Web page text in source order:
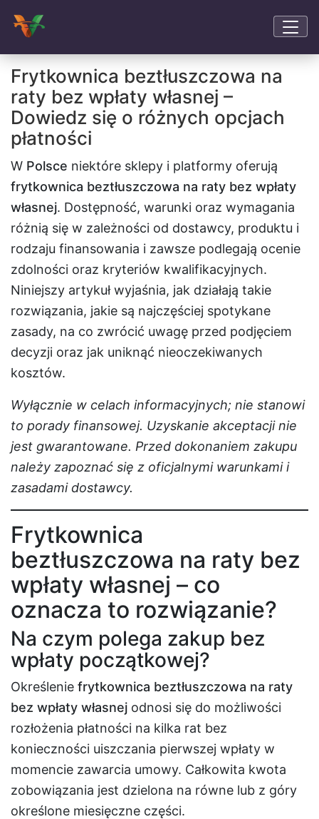
Frytkownica beztłuszczowa na
raty bez wpłaty własnej –
Dowiedz się o różnych opcjach
płatności
W Polsce niektóre sklepy i platformy oferują
frytkownica beztłuszczowa na raty bez wpłaty
własnej. Dostępność, warunki oraz wymagania
różnią się w zależności od dostawcy, produktu i
rodzaju finansowania i zawsze podlegają ocenie
zdolności oraz kryteriów kwalifikacyjnych.
Niniejszy artykuł wyjaśnia, jak działają takie
rozwiązania, jakie są najczęściej spotykane
zasady, na co zwrócić uwagę przed podjęciem
decyzji oraz jak uniknąć nieoczekiwanych
kosztów.
Wyłącznie w celach informacyjnych; nie stanowi
to porady finansowej. Uzyskanie akceptacji nie
jest gwarantowane. Przed dokonaniem zakupu
należy zapoznać się z oficjalnymi warunkami i
zasadami dostawcy.
Frytkownica
beztłuszczowa na raty bez
wpłaty własnej – co
oznacza to rozwiązanie?
Na czym polega zakup bez
wpłaty początkowej?
Określenie frytkownica beztłuszczowa na raty
bez wpłaty własnej odnosi się do możliwości
rozłożenia płatności na kilka rat bez
konieczności uiszczania pierwszej wpłaty w
momencie zawarcia umowy. Całkowita kwota
zobowiązania jest dzielona na równe lub z góry
określone miesięczne części.